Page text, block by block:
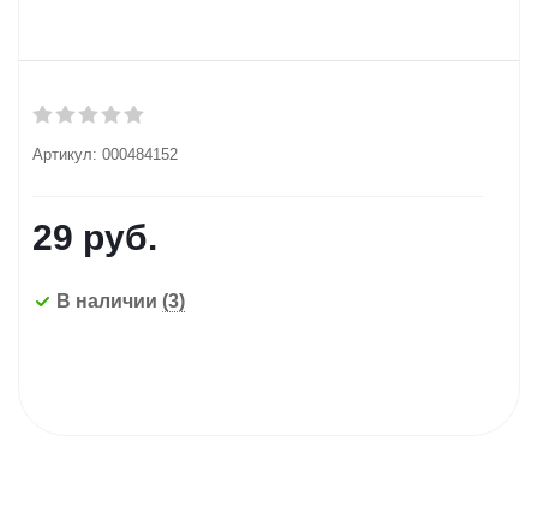
Артикул: 000484152
29 руб.
В наличии (3)